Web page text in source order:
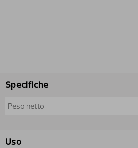
Specifiche
Peso netto
Uso